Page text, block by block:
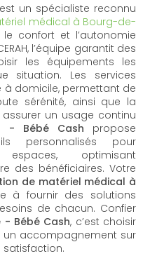
est un spécialiste reconnu
médical à Bourg-de-
confort et l’autonomie
l’équipe garantit des
les équipements les
situation. Les services
à domicile, permettant de
sérénité, ainsi que la
un usage continu
- Bébé Cash propose
personnalisés pour
optimisant
des bénéficiaires. Votre
de matériel médical à
à fournir des solutions
de chacun. Confier
- Bébé Cash, c’est choisir
un accompagnement sur